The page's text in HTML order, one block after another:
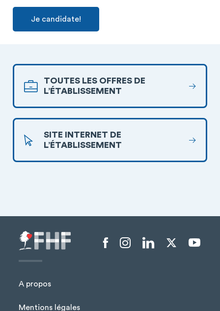
Je candidate!
TOUTES LES OFFRES DE
L’ÉTABLISSEMENT
SITE INTERNET DE
L’ÉTABLISSEMENT
A propos
Mentions légales
Menu liens sociaux